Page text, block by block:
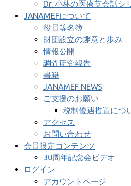
Dr. 小林の医療英会話シ
JANAMEFについて
役員等名簿
財団設立の趣意と歩み
情報公開
調査研究報告
書籍
JANAMEF NEWS
ご支援のお願い
税制優遇措置につ
アクセス
お問い合わせ
会員限定コンテンツ
30周年記念会ビデオ
ログイン
アカウントページ